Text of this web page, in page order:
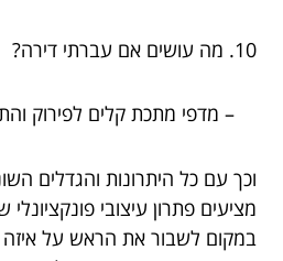
10. מה עושים אם עברתי דירה?
– מדפי מתכת קלים לפירוק
וכך עם כל היתרונות והגדלים
מציעים פתרון עיצובי
במקום לשבור את הראש על